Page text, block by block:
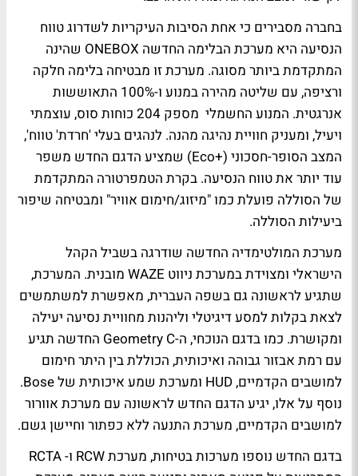
בחברה מסבירים כי אחת הסיבות העיקריות לשדרוג טווח
הנסיעה היא מערכת הבלימה החדשה ONEBOX שהינה
המתקדמת ביותר מסוגה. מערכת זו מבטיחה בלימה חלקה
ורציפה, עם שליטה מהירה במנוע ו-100% התאוששות
אנרגטית. המנוע החשמלי מספק 204 כוחות סוס, עוצמתי
ויעיל, ומעניק חוויית נהיגה מהנה. לנהגים בעלי 'חרדת' טווח',
המצב הסופר-חסכוני (Eco+) שמציע הדגם החדש משפר
עוד יותר את טווח הנסיעה. בקרת הטמפרטורה המתקדמת
של הסוללה פועלת כמו "מיזוג/חימום אוויר" ומבטיחה שיפור
ביעילות הסוללה.
מערכת המולטימדיה החדשה שודרגה בשביל הקהל
הישראלי ומצוידת במערכת ניווט WAZE מובנית. המערכת,
שתגיע לראשונה גם בשפה העברית, מאפשרת למשתמשים
לצאת בקלות למסע דיגיטלי וליהנות מחוויית נסיעה יעילה
ומקושרת. כמו בדגם הנוכחי, ה-Geometry C החדשה תגיע
עם רמת אבזור גבוהה ואיכותית, הכוללת בין היתר חימום
למושבים הקדמיים, HUD ומערכת שמע איכותית של Bose.
נוסף על אלו, יגיע הדגם החדש לראשונה עם מערכת אוורור
למושבים הקדמיים, מערכת התנעה ללא כפתור וחיישן גשם.
בדגם החדש נוספו מערכות בטיחות, מערכתRCW ו-RCTA